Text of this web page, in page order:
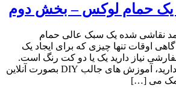
یک حمام لوکس – بخش دوم
نقاشی شده یک سبک عالی حمام
اوقات تنها چیزی که برای ایجاد یک
نیاز دارید یک یا دو کت رنگ است.
اگر به هیچ وجه دستی ندارید، آموزش های جالب DIY بصورت آنلاین
می […]